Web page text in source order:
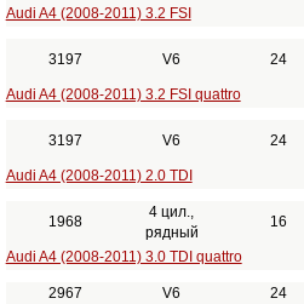
Audi A4 (2008-2011) 3.2 FSI
3197 V6 24
Audi A4 (2008-2011) 3.2 FSI quattro
3197 V6 24
Audi A4 (2008-2011) 2.0 TDI
1968
4 цил.,
рядный
16
Audi A4 (2008-2011) 3.0 TDI quattro
2967 V6 24